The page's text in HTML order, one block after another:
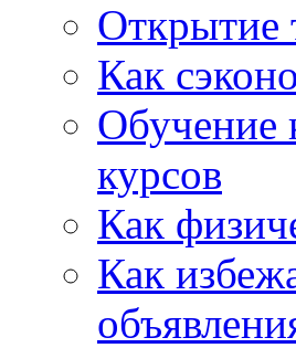
Открытие
Как
Обучение
курсов
Как
Как